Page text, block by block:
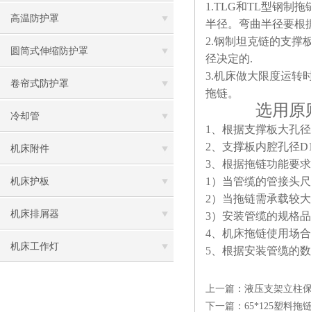
高温防护罩
圆筒式伸缩防护罩
卷帘式防护罩
冷却管
机床附件
机床护板
机床排屑器
机床工作灯
1.TLG和TL型钢制拖
半径。弯曲半径要根
2.钢制坦克链的支撑
径决定的.
3.机床做大限度运转
拖链。
选用原
1
、根据支撑板大孔
2 、支撑板内腔孔径
3 、根据拖链功能要
1 ）当管缆的管接头
2）当拖链需承载较
3）安装管缆的规格
4 、机床拖链使用场
5 、根据安装管缆的
上一篇： 液压支架立柱
下一篇： 65*125塑料拖